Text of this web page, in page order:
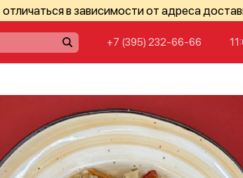
в зависимости от адреса
+7 (395) 232-66-66